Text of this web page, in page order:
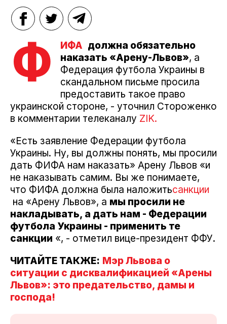
Ф ИФА должна обязательно
наказать «Арену-Львов», а
Федерация футбола Украины в
скандальном письме просила
предоставить такое право
украинской стороне, - уточнил Стороженко
в комментарии телеканалу ZIK.
«Есть заявление Федерации футбола
Украины. Ну, вы должны понять, мы просили
дать ФИФА нам наказать» Арену Львов «и
не наказывать самим. Вы же понимаете,
что ФИФА должна была наложитьсанкции
на «Арену Львов», а мы просили не
накладывать, а дать нам - Федерации
футбола Украины - применить те
санкции «, - отметил вице-президент ФФУ.
ЧИТАЙТЕ ТАКЖЕ: Мэр Львова о
ситуации с дисквалификацией «Арены
Львов»: это предательство, дамы и
господа!